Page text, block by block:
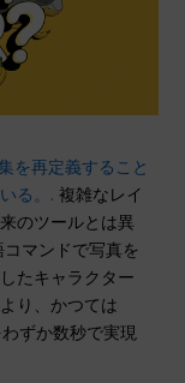
を再定義すること
る。.複雑なレイ
のツールとは異
マンドで写真を
たキャラクター
り、かつては
ずか数秒で実現